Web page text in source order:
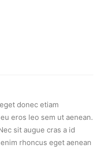
donec etiam
eros leo sem ut aenean.
sit augue cras a id
rhoncus eget aenean